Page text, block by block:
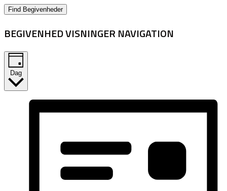
Find Begivenheder
BEGIVENHED VISNINGER NAVIGATION
Dag